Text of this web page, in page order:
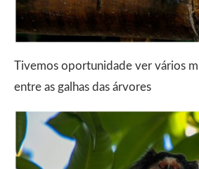
Tivemos oportunidade ver vários
entre as galhas das árvores